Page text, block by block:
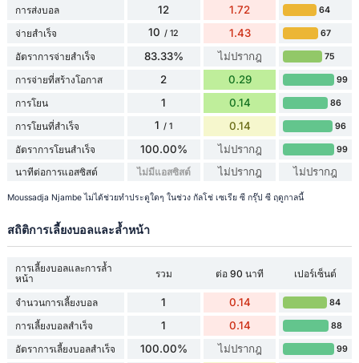
การส่งบอล 12 1.72 64
จ่ายสำเร็จ 10 / 12 1.43 67
อัตราการจ่ายสำเร็จ 83.33% ไม่ปรากฎ 75
การจ่ายที่สร้างโอกาส 2 0.29 99
การโยน 1 0.14 86
การโยนที่สำเร็จ 1 / 1 0.14 96
อัตราการโยนสำเร็จ 100.00% ไม่ปรากฎ 99
นาทีต่อการแอสซิสต์ ไม่มีแอสซิสต์ ไม่ปรากฎ ไม่ปรากฎ
Moussadja Njambe ไม่ได้ช่วยทำประตูใดๆ ในช่วง กัลโช่ เซเรีย ซี กรุ๊ป ซี ฤดูกาลนี้
สถิติการเลี้ยงบอลและล้ำหน้า
การเลี้ยงบอลและการล้ำ
หน้า
รวม ต่อ 90 นาที เปอร์เซ็นต์
จำนวนการเลี้ยงบอล 1 0.14 84
การเลี้ยงบอลสำเร็จ 1 0.14 88
อัตราการเลี้ยงบอลสำเร็จ 100.00% ไม่ปรากฎ 99